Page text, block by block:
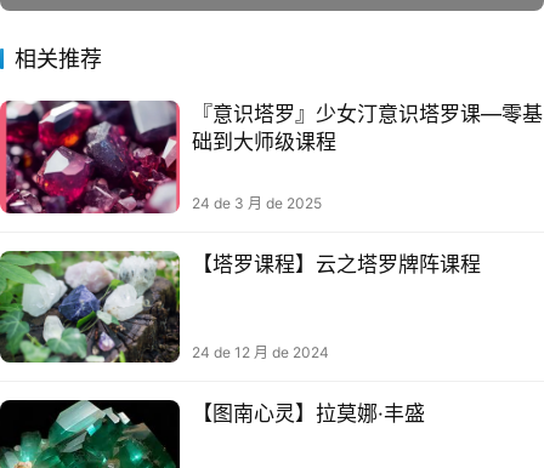
相关推荐
『意识塔罗』少女汀意识塔罗课—零基
础到大师级课程
24 de 3 月 de 2025
【塔罗课程】云之塔罗牌阵课程
24 de 12 月 de 2024
【图南心灵】拉莫娜·丰盛